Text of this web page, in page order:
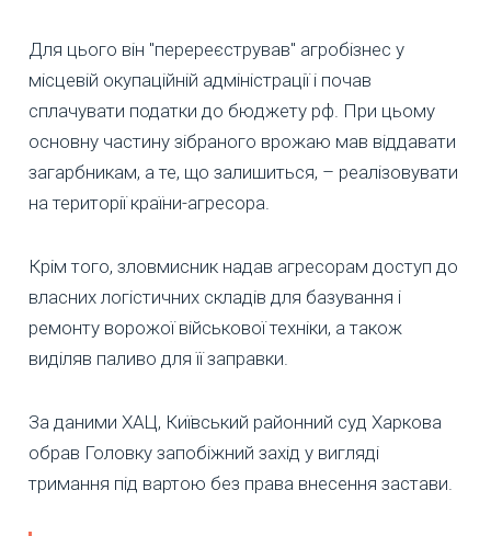
Для цього він "перереєстрував" агробізнес у
місцевій окупаційній адміністрації і почав
сплачувати податки до бюджету рф. При цьому
основну частину зібраного врожаю мав віддавати
загарбникам, а те, що залишиться, – реалізовувати
на території країни-агресора.
Крім того, зловмисник надав агресорам доступ до
власних логістичних складів для базування і
ремонту ворожої військової техніки, а також
виділяв паливо для її заправки.
За даними ХАЦ, Київський районний суд Харкова
обрав Головку запобіжний захід у вигляді
тримання під вартою без права внесення застави.